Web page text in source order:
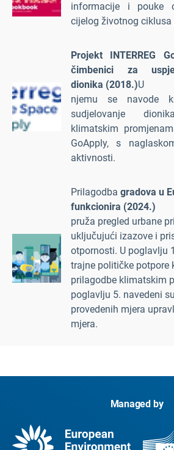
informacije i pouke
cijelog životnog ciklusa
Projekt INTERREG
čimbenici za
dionika (2018.)U
njemu se navode
sudjelovanje
klimatskim
GoApply, s
aktivnosti.
Prilagodba gradova u
funkcionira (2024.)
pruža pregled urbane
uključujući izazove i
otpornosti. U poglavlju
trajne političke potpore
prilagodbe klimatskim
poglavlju 5. navedeni
provedenih mjera
mjera.
Managed by